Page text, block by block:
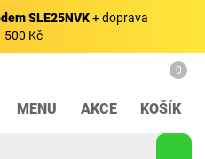
SLE25NVK+ doprava
500 Kč
MENU AKCE
0
KOŠÍK